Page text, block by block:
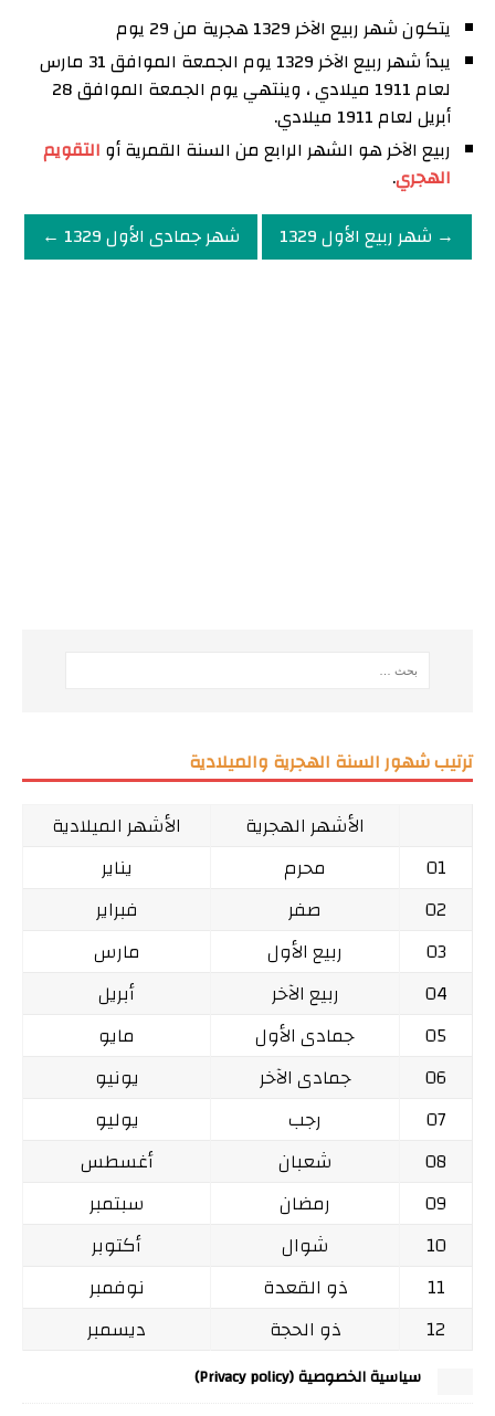
يتكون شهر ربيع الآخر 1329 هجرية من 29 يوم
يبدأ شهر ربيع الآخر 1329 يوم الجمعة الموافق 31 مارس
لعام 1911 ميلادي ، وينتهي يوم الجمعة الموافق 28
أبريل لعام 1911 ميلادي.
ربيع الآخر هو الشهر الرابع من السنة القمرية أو التقويم
الهجري.
→ شهر ربيع الأول 1329
شهر جمادى الأول 1329 ←
ترتيب شهور السنة الهجرية والميلادية
الأشهر الهجرية
الأشهر الميلادية
01
محرم
يناير
02
صفر
فبراير
03
ربيع الأول
مارس
04
ربيع الآخر
أبريل
05
جمادى الأول
مايو
06
جمادى الآخر
يونيو
07
رجب
يوليو
08
شعبان
أغسطس
09
رمضان
سبتمبر
10
شوال
أكتوبر
11
ذو القعدة
نوفمبر
12
ذو الحجة ديسمبر
سياسية الخصوصية (Privacy policy)